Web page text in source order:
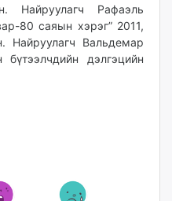
Найруулагч Рафаэль
80 саяын хэрэг” 2011,
Найруулагч Вальдемар
дэлгэцийн